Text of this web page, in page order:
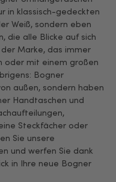
in klassisch-gedeckten
Weiß, sondern eben
die alle Blicke auf sich
Marke, das immer
oder mit einem großen
Bogner
außen, sondern haben
Handtaschen und
Steckfächer oder
Sie unsere
und werfen Sie dank
in Ihre neue Bogner